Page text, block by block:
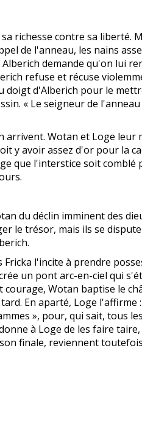
richesse contre sa liberté.
de l'anneau, les nains
demande qu'on lui
refuse et récuse
d'Alberich pour le
« Le seigneur de
Wotan et Loge
y avoir assez d'or pour la
que l'interstice soit
du déclin imminent des
le trésor, mais ils se
l'incite à prendre
un pont arc-en-ciel qui
Wotan baptise le
En aparté, Loge
», pour, qui sait, tous
à Loge de les faire
finale, reviennent